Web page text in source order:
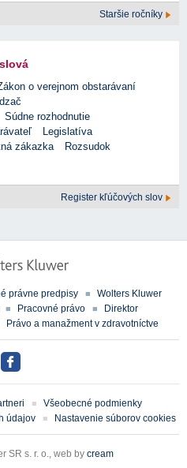
Staršie ročníky
o verejnom obstarávaní
Súdne rozhodnutie
Legislatíva
zákazka
Rozsudok
Register kľúčových slov
právne predpisy
Wolters Kluwer
Pracovné právo
Direktor
Právo a manažment v zdravotníctve
Všeobecné podmienky
údajov
Nastavenie súborov cookies
SR s. r. o., web by cream